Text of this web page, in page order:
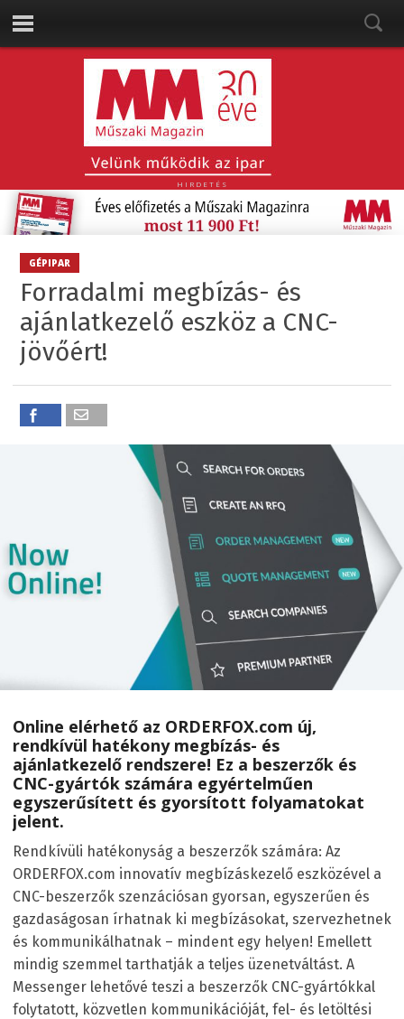
HIRDETÉS
GÉPIPAR
Forradalmi megbízás- és
ajánlatkezelő eszköz a CNC-
jövőért!
Online elérhető az ORDERFOX.com új,
rendkívül hatékony megbízás- és
ajánlatkezelő rendszere! Ez a beszerzők és
CNC-gyártók számára egyértelműen
egyszerűsített és gyorsított folyamatokat
jelent.
Rendkívüli hatékonyság a beszerzők számára: Az
ORDERFOX.com innovatív megbízáskezelő eszközével a
CNC-beszerzők szenzációsan gyorsan, egyszerűen és
gazdaságosan írhatnak ki megbízásokat, szervezhetnek
és kommunikálhatnak – mindent egy helyen! Emellett
mindig szemmel tarthatják a teljes üzenetváltást. A
Messenger lehetővé teszi a beszerzők CNC-gyártókkal
folytatott, közvetlen kommunikációját, fel- és letöltési